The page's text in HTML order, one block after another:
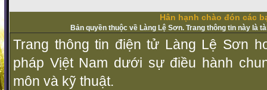
Hân hạnh chào đón các
Bản quyền thuộc về Làng Lệ Sơn. Trang thông tin này là
Trang thông tin điện tử Làng Lệ Sơn
pháp Vịệt Nam dưới sự điều hành
môn và kỹ thuật.